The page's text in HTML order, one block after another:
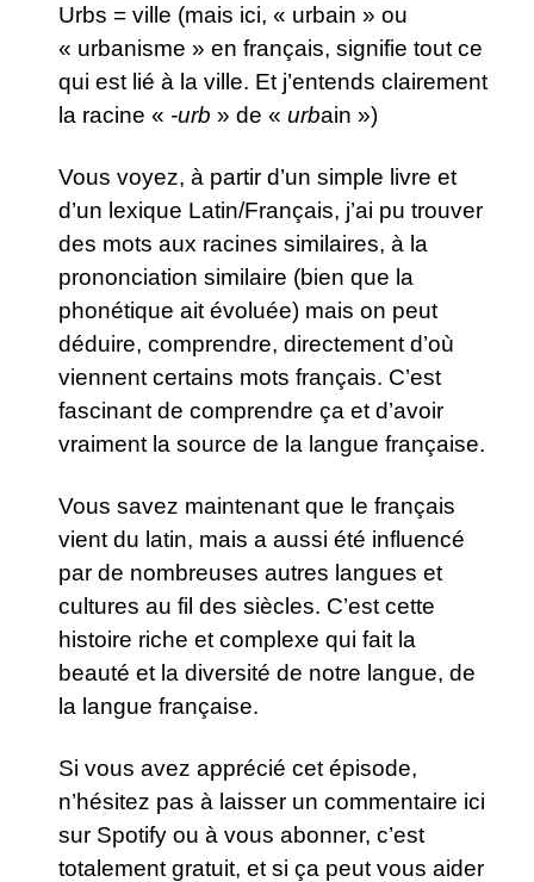
Urbs = ville (mais ici, « urbain » ou
« urbanisme » en français, signifie tout ce
qui est lié à la ville. Et j’entends clairement
la racine « -urb » de « urbain »)
Vous voyez, à partir d’un simple livre et
d’un lexique Latin/Français, j’ai pu trouver
des mots aux racines similaires, à la
prononciation similaire (bien que la
phonétique ait évoluée) mais on peut
déduire, comprendre, directement d’où
viennent certains mots français. C’est
fascinant de comprendre ça et d’avoir
vraiment la source de la langue française.
Vous savez maintenant que le français
vient du latin, mais a aussi été influencé
par de nombreuses autres langues et
cultures au fil des siècles. C’est cette
histoire riche et complexe qui fait la
beauté et la diversité de notre langue, de
la langue française.
Si vous avez apprécié cet épisode,
n’hésitez pas à laisser un commentaire ici
sur Spotify ou à vous abonner, c’est
totalement gratuit, et si ça peut vous aider